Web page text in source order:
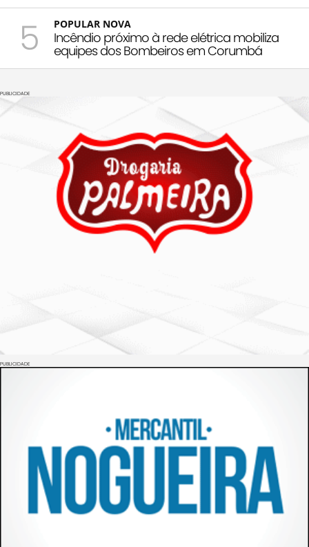
5 POPULAR NOVA
Incêndio próximo à rede elétrica mobiliza
equipes dos Bombeiros em Corumbá
PUBLICIDADE
PUBLICIDADE